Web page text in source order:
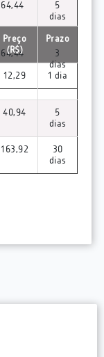
64,44
5
dias
64,44
3
dias
Preço
(R$)
Prazo
12,29 1 dia
40,94
5
dias
163,92
30
dias